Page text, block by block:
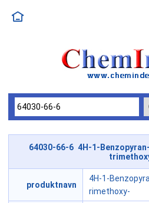
64030-66-6 4H-1-
produktnavn
4H-1-
rimethoxy-